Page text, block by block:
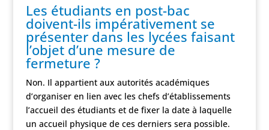
Les étudiants en post-bac
doivent-ils impérativement se
présenter dans les lycées faisant
l’objet d’une mesure de
fermeture ?
Non. Il appartient aux autorités académiques
d’organiser en lien avec les chefs d’établissements
l’accueil des étudiants et de fixer la date à laquelle
un accueil physique de ces derniers sera possible.